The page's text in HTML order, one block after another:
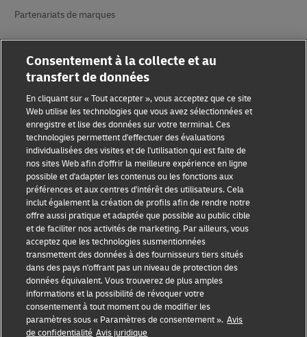
Partenariats de marques
Sensibilisation à la fraude
Mention légale
Conditions d’utilisation
Avis de confidentialité
Informations complémentaires
Paramètres des cookies
Suivez-nous
Consentement à la collecte et au
transfert de données
En cliquant sur « Tout accepter », vous acceptez que ce site
Web utilise les technologies que vous avez sélectionnées et
enregistre et lise des données sur votre terminal. Ces
technologies permettent d'effectuer des évaluations
individualisées des visites et de l'utilisation qui est faite de
nos sites Web afin d'offrir la meilleure expérience en ligne
possible et d'adapter les contenus ou les fonctions aux
préférences et aux centres d'intérêt des utilisateurs. Cela
inclut également la création de profils afin de rendre notre
offre aussi pratique et adaptée que possible au public cible
et de faciliter nos activités de marketing. Par ailleurs, vous
acceptez que les technologies susmentionnées
transmettent des données à des fournisseurs tiers situés
dans des pays n'offrant pas un niveau de protection des
données équivalent. Vous trouverez de plus amples
informations et la possibilité de révoquer votre
consentement à tout moment ou de modifier les
paramètres sous « Paramètres de consentement ». Avis
de confidentialité Avis juridique